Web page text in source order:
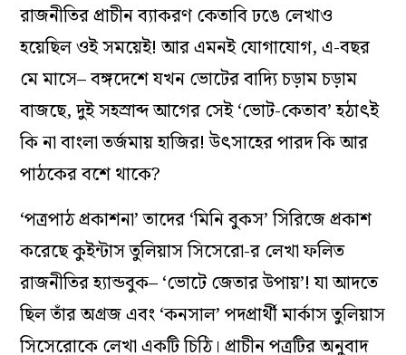
রাজনীতির প্রাচীন ব্যাকরণ কেতাবি ঢঙে লেখাও
হয়েছিল ওই সময়েই! আর এমনই যোগাযোগ, এ-বছর
মে মাসে– বঙ্গদেশে যখন ভোটের বাদ্যি চড়াম চড়াম
বাজছে, দুই সহস্রাব্দ আগের সেই ‘ভোট-কেতাব’ হঠাৎই
কি না বাংলা তর্জমায় হাজির! উৎসাহের পারদ কি আর
পাঠকের বশে থাকে?
‘পত্রপাঠ প্রকাশনা’ তাদের ‘মিনি বুকস’ সিরিজে প্রকাশ
করেছে কুইন্টাস তুলিয়াস সিসেরো-র লেখা ফলিত
রাজনীতির হ্যান্ডবুক– ‘ভোটে জেতার উপায়’! যা আদতে
ছিল তাঁর অগ্রজ এবং ‘কনসাল’ পদপ্রার্থী মার্কাস তুলিয়াস
সিসেরোকে লেখা একটি চিঠি। প্রাচীন পত্রটির অনুবাদ